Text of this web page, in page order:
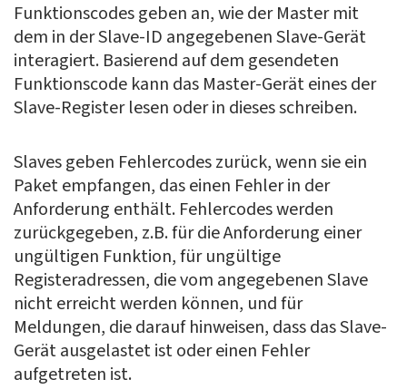
Funktionscodes geben an, wie der Master mit
dem in der Slave-ID angegebenen Slave-Gerät
interagiert. Basierend auf dem gesendeten
Funktionscode kann das Master-Gerät eines der
Slave-Register lesen oder in dieses schreiben.
Slaves geben Fehlercodes zurück, wenn sie ein
Paket empfangen, das einen Fehler in der
Anforderung enthält. Fehlercodes werden
zurückgegeben, z.B. für die Anforderung einer
ungültigen Funktion, für ungültige
Registeradressen, die vom angegebenen Slave
nicht erreicht werden können, und für
Meldungen, die darauf hinweisen, dass das Slave-
Gerät ausgelastet ist oder einen Fehler
aufgetreten ist.